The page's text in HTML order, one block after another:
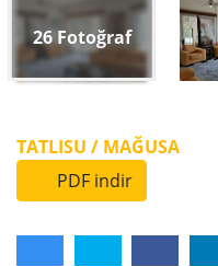
26Fotoğraf
TATLISU / MAĞUSA
PDF indir